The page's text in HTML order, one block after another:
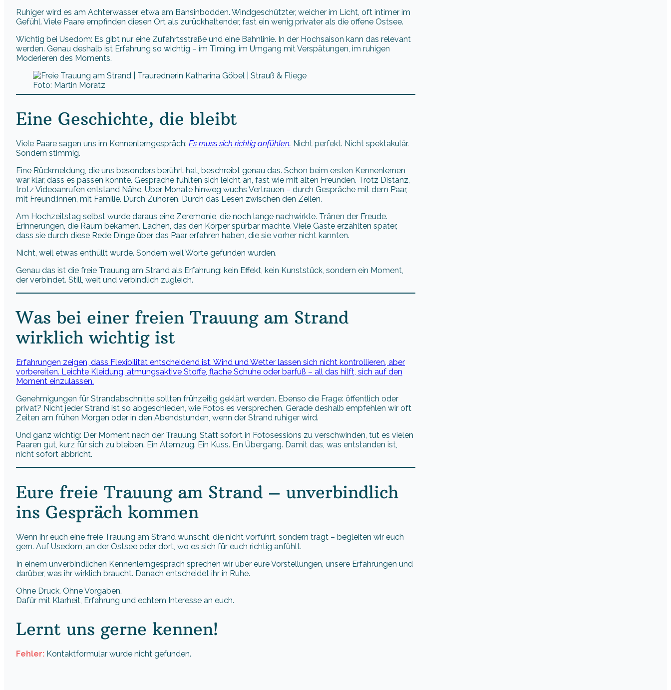
Ruhiger wird es am Achterwasser, etwa am Bansinbodden. Windgeschützter, weicher im Licht, oft intimer im
Gefühl. Viele Paare empfinden diesen Ort als zurückhaltender, fast ein wenig privater als die offene Ostsee.
Wichtig bei Usedom: Es gibt nur eine Zufahrtsstraße und eine Bahnlinie. In der Hochsaison kann das relevant
werden. Genau deshalb ist Erfahrung so wichtig – im Timing, im Umgang mit Verspätungen, im ruhigen
Moderieren des Moments.
Foto: Martin Moratz
Eine Geschichte, die bleibt
Viele Paare sagen uns im Kennenlerngespräch: Es muss sich richtig anfühlen. Nicht perfekt. Nicht spektakulär.
Sondern stimmig.
Eine Rückmeldung, die uns besonders berührt hat, beschreibt genau das. Schon beim ersten Kennenlernen
war klar, dass es passen könnte. Gespräche fühlten sich leicht an, fast wie mit alten Freunden. Trotz Distanz,
trotz Videoanrufen entstand Nähe. Über Monate hinweg wuchs Vertrauen – durch Gespräche mit dem Paar,
mit Freund:innen, mit Familie. Durch Zuhören. Durch das Lesen zwischen den Zeilen.
Am Hochzeitstag selbst wurde daraus eine Zeremonie, die noch lange nachwirkte. Tränen der Freude.
Erinnerungen, die Raum bekamen. Lachen, das den Körper spürbar machte. Viele Gäste erzählten später,
dass sie durch diese Rede Dinge über das Paar erfahren haben, die sie vorher nicht kannten.
Nicht, weil etwas enthüllt wurde. Sondern weil Worte gefunden wurden.
Genau das ist die freie Trauung am Strand als Erfahrung: kein Effekt, kein Kunststück, sondern ein Moment,
der verbindet. Still, weit und verbindlich zugleich.
Was bei einer freien Trauung am Strand
wirklich wichtig ist
Erfahrungen zeigen, dass Flexibilität entscheidend ist. Wind und Wetter lassen sich nicht kontrollieren, aber
vorbereiten. Leichte Kleidung, atmungsaktive Stoffe, flache Schuhe oder barfuß – all das hilft, sich auf den
Moment einzulassen.
Genehmigungen für Strandabschnitte sollten frühzeitig geklärt werden. Ebenso die Frage: öffentlich oder
privat? Nicht jeder Strand ist so abgeschieden, wie Fotos es versprechen. Gerade deshalb empfehlen wir oft
Zeiten am frühen Morgen oder in den Abendstunden, wenn der Strand ruhiger wird.
Und ganz wichtig: Der Moment nach der Trauung. Statt sofort in Fotosessions zu verschwinden, tut es vielen
Paaren gut, kurz für sich zu bleiben. Ein Atemzug. Ein Kuss. Ein Übergang. Damit das, was entstanden ist,
nicht sofort abbricht.
Eure freie Trauung am Strand – unverbindlich
ins Gespräch kommen
Wenn ihr euch eine freie Trauung am Strand wünscht, die nicht vorführt, sondern trägt – begleiten wir euch
gern. Auf Usedom, an der Ostsee oder dort, wo es sich für euch richtig anfühlt.
In einem unverbindlichen Kennenlerngespräch sprechen wir über eure Vorstellungen, unsere Erfahrungen und
darüber, was ihr wirklich braucht. Danach entscheidet ihr in Ruhe.
Ohne Druck. Ohne Vorgaben.
Dafür mit Klarheit, Erfahrung und echtem Interesse an euch.
Lernt uns gerne kennen!
Fehler: Kontaktformular wurde nicht gefunden.